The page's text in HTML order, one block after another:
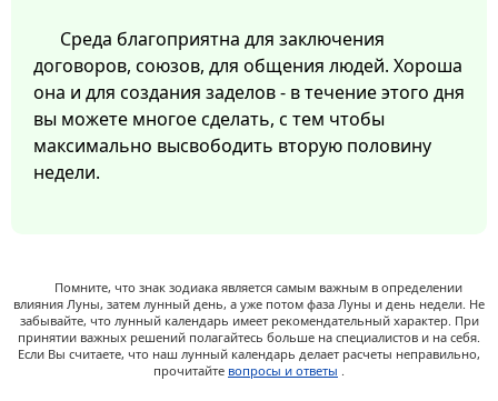
Среда благоприятна для заключения
договоров, союзов, для общения людей. Хороша
она и для создания заделов - в течение этого дня
вы можете многое сделать, с тем чтобы
максимально высвободить вторую половину
недели.
Помните, что знак зодиака является самым важным в определении
влияния Луны, затем лунный день, а уже потом фаза Луны и день недели. Не
забывайте, что лунный календарь имеет рекомендательный характер. При
принятии важных решений полагайтесь больше на специалистов и на себя.
Если Вы считаете, что наш лунный календарь делает расчеты неправильно,
прочитайте вопросы и ответы .